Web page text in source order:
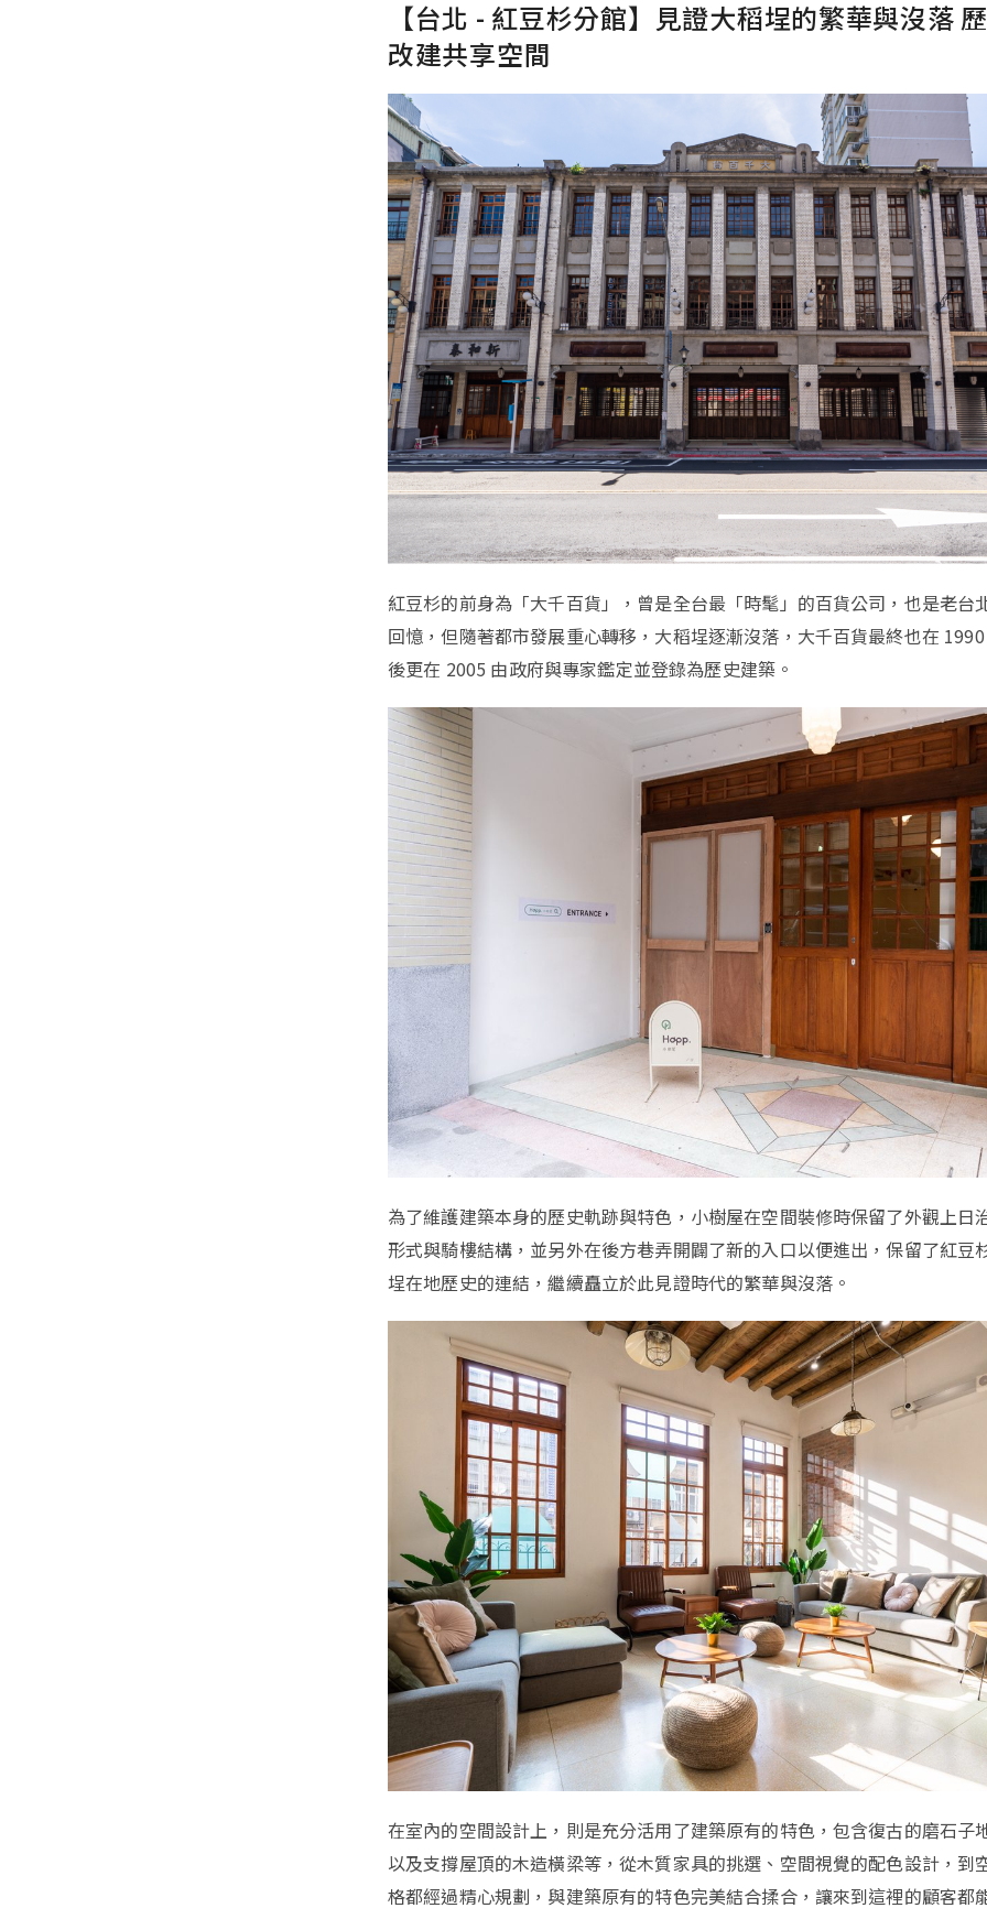
【台北 - 紅豆杉分館】見證大稻埕的繁華與沒落
改建共享空間
紅豆杉的前身為「大千百貨」，曾是全台最「時髦」的百貨公司，也是老台
回憶，但隨著都市發展重心轉移，大稻埕逐漸沒落，大千百貨最終也在
後更在 2005 由政府與專家鑑定並登錄為歷史建築。
為了維護建築本身的歷史軌跡與特色，小樹屋在空間裝修時保留了外觀上日
形式與騎樓結構，並另外在後方巷弄開闢了新的入口以便進出，保留了紅豆
埕在地歷史的連結，繼續矗立於此見證時代的繁華與沒落。
在室內的空間設計上，則是充分活用了建築原有的特色，包含復古的磨石子
以及支撐屋頂的木造橫梁等，從木質家具的挑選、空間視覺的配色設計，到
格都經過精心規劃，與建築原有的特色完美結合揉合，讓來到這裡的顧客都